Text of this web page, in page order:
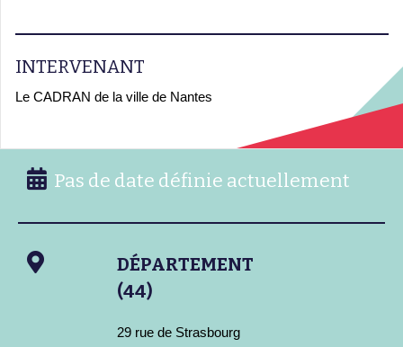
INTERVENANT
Le CADRAN de la ville de Nantes
Pas de date définie actuellement
DÉPARTEMENT
(44)
29 rue de Strasbourg